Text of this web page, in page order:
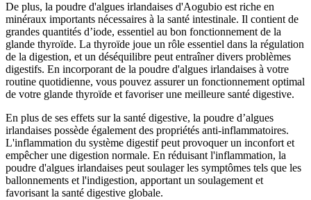
De plus, la poudre d'algues irlandaises d'Aogubio est riche en
minéraux importants nécessaires à la santé intestinale. Il contient de
grandes quantités d’iode, essentiel au bon fonctionnement de la
glande thyroïde. La thyroïde joue un rôle essentiel dans la régulation
de la digestion, et un déséquilibre peut entraîner divers problèmes
digestifs. En incorporant de la poudre d'algues irlandaises à votre
routine quotidienne, vous pouvez assurer un fonctionnement optimal
de votre glande thyroïde et favoriser une meilleure santé digestive.
En plus de ses effets sur la santé digestive, la poudre d’algues
irlandaises possède également des propriétés anti-inflammatoires.
L'inflammation du système digestif peut provoquer un inconfort et
empêcher une digestion normale. En réduisant l'inflammation, la
poudre d'algues irlandaises peut soulager les symptômes tels que les
ballonnements et l'indigestion, apportant un soulagement et
favorisant la santé digestive globale.